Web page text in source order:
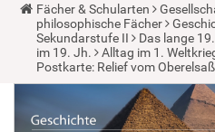
Y
o
u
a
r
e
r
Fächer & Schularten
philosophische Fächer
Sekundarstufe II
Das lange
im 19. Jh.
Alltag im 1.
Postkarte: Relief vom Oberelsaß